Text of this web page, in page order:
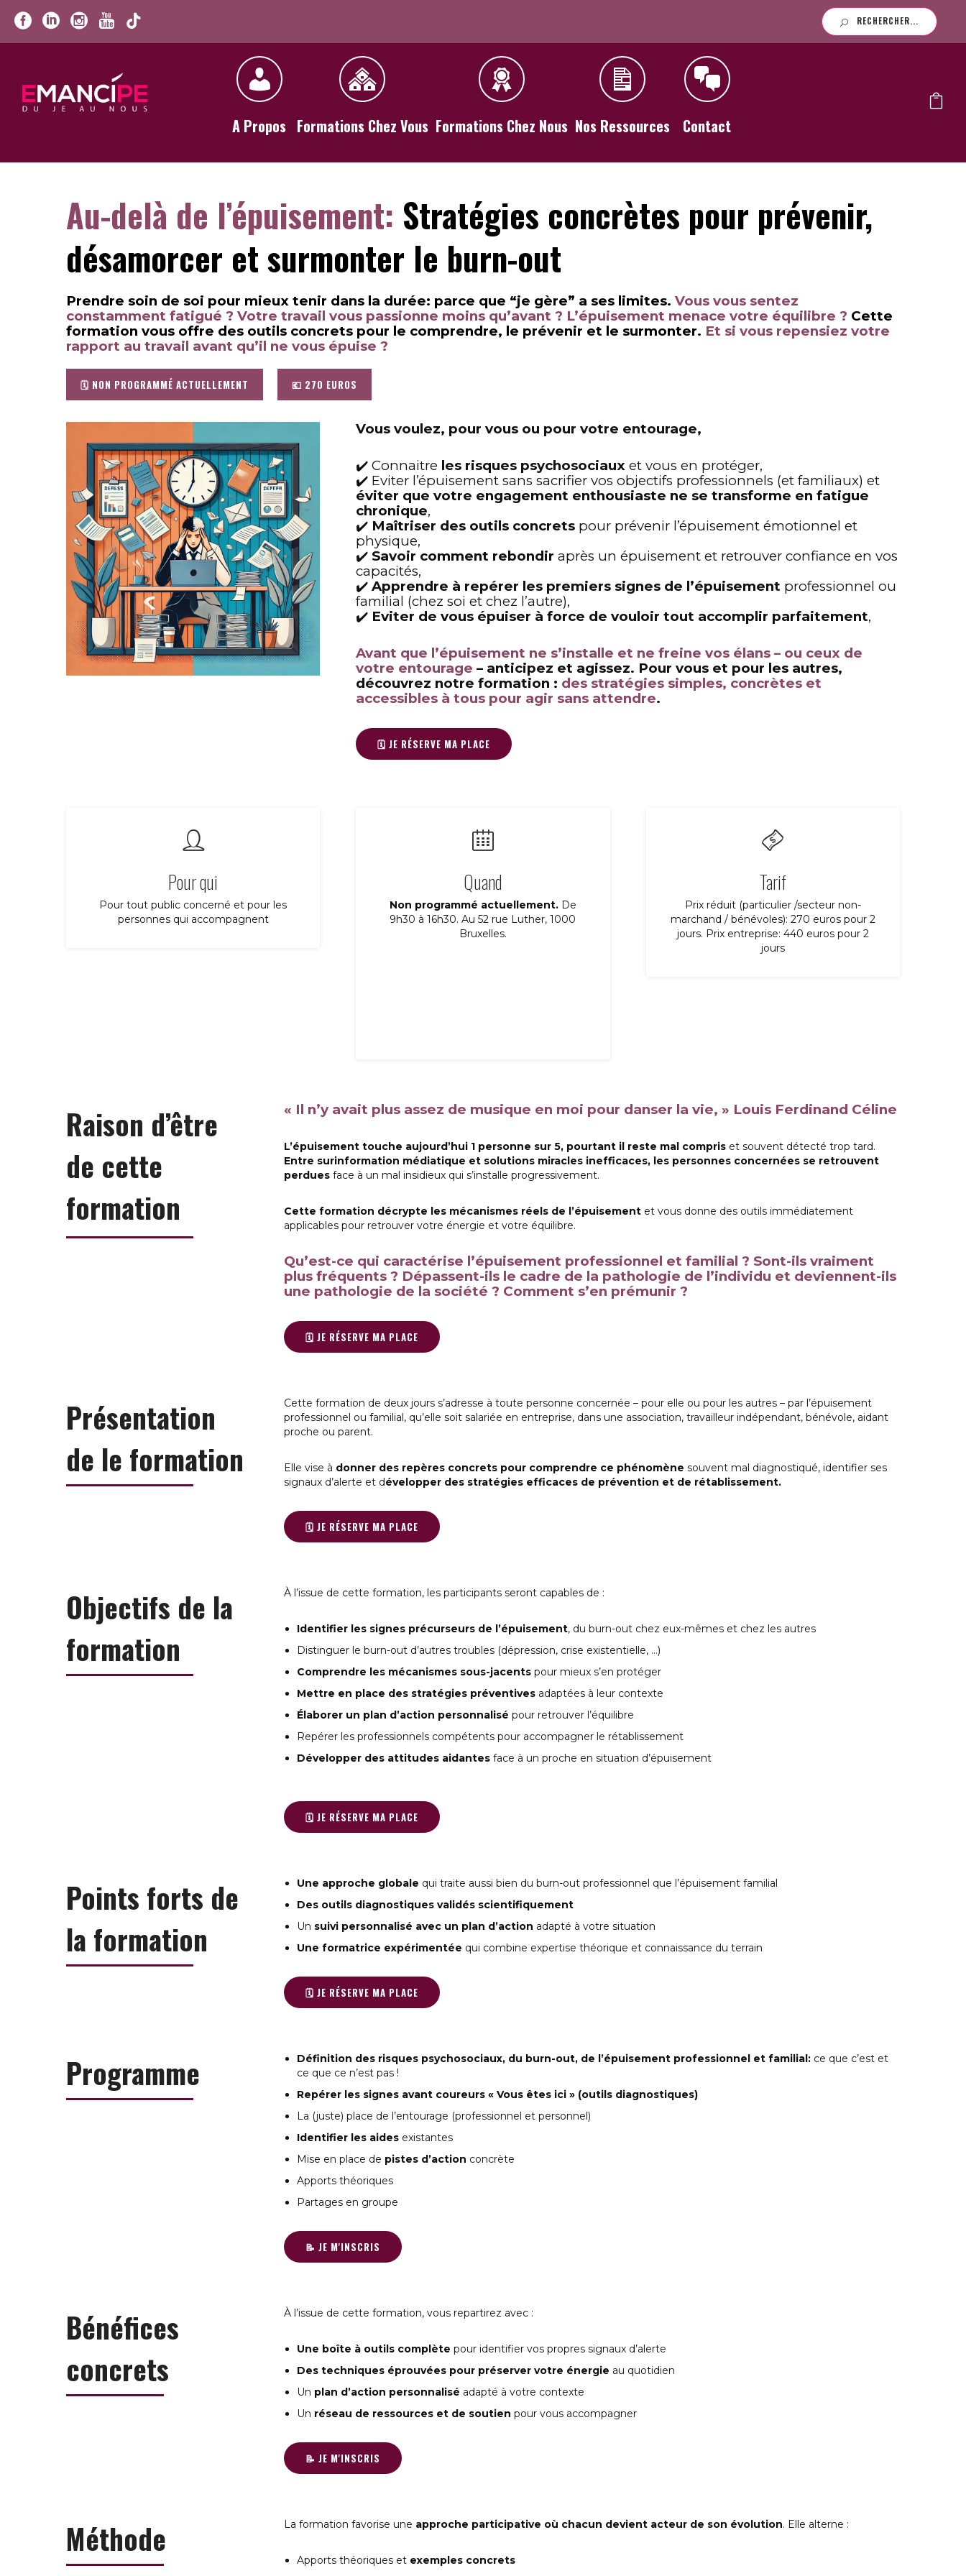
RECHERCHER...
A Propos Formations Chez Vous Formations Chez Nous Nos Ressources Contact
Au-delà de l’épuisement: Stratégies concrètes pour prévenir,
désamorcer et surmonter le burn-out
Prendre soin de soi pour mieux tenir dans la durée: parce que “je gère” a ses limites. Vous vous sentez
constamment fatigué ? Votre travail vous passionne moins qu’avant ? L’épuisement menace votre équilibre ? Cette
formation vous offre des outils concrets pour le comprendre, le prévenir et le surmonter. Et si vous repensiez votre
rapport au travail avant qu’il ne vous épuise ?
🗓️ NON PROGRAMMÉ ACTUELLEMENT 💶 270 EUROS
Vous voulez, pour vous ou pour votre entourage,
✔️ Connaitre les risques psychosociaux et vous en protéger,
✔️ Eviter l’épuisement sans sacrifier vos objectifs professionnels (et familiaux) et
éviter que votre engagement enthousiaste ne se transforme en fatigue
chronique,
✔️ Maîtriser des outils concrets pour prévenir l’épuisement émotionnel et
physique,
✔️ Savoir comment rebondir après un épuisement et retrouver confiance en vos
capacités,
✔️Apprendre à repérer les premiers signes de l’épuisement professionnel ou
familial (chez soi et chez l’autre),
✔️ Eviter de vous épuiser à force de vouloir tout accomplir parfaitement,
Avant que l’épuisement ne s’installe et ne freine vos élans – ou ceux de
votre entourage – anticipez et agissez. Pour vous et pour les autres,
découvrez notre formation : des stratégies simples, concrètes et
accessibles à tous pour agir sans attendre.
🗓️ JE RÉSERVE MA PLACE
Pour qui
Pour tout public concerné et pour les
personnes qui accompagnent
Quand
Non programmé actuellement.De
9h30 à 16h30. Au 52 rue Luther, 1000
Bruxelles.
Tarif
Prix réduit (particulier /secteur non-
marchand / bénévoles): 270 euros pour 2
jours. Prix entreprise: 440 euros pour 2
jours
Raison d’être
de cette
formation
« Il n’y avait plus assez de musique en moi pour danser la vie, » Louis Ferdinand Céline
L’épuisement touche aujourd’hui 1 personne sur 5, pourtant il reste mal compriset souvent détecté trop tard.
Entre surinformation médiatique et solutions miracles inefficaces, les personnes concernées se retrouvent
perduesface à un mal insidieux qui s’installe progressivement.
Cette formation décrypte les mécanismes réels de l’épuisementet vous donne des outils immédiatement
applicables pour retrouver votre énergie et votre équilibre.
Qu’est-ce qui caractérise l’épuisement professionnel et familial ? Sont-ils vraiment
plus fréquents ? Dépassent-ils le cadre de la pathologie de l’individu et deviennent-ils
une pathologie de la société ? Comment s’en prémunir ?
🗓️ JE RÉSERVE MA PLACE
Présentation
de le formation
Cette formation de deux jours s’adresse à toute personne concernée – pour elle ou pour les autres – par l’épuisement
professionnel ou familial, qu’elle soit salariée en entreprise, dans une association, travailleur indépendant, bénévole, aidant
proche ou parent.
Elle vise à donner des repères concrets pour comprendre ce phénomène souvent mal diagnostiqué, identifier ses
signaux d’alerte et développer des stratégies efficaces de prévention et de rétablissement.
🗓️ JE RÉSERVE MA PLACE
Objectifs de la
formation
À l’issue de cette formation, les participants seront capables de :
Identifier les signes précurseurs de l’épuisement, du burn-out chez eux-mêmes et chez les autres
Distinguer le burn-out d’autres troubles (dépression, crise existentielle, …)
Comprendre les mécanismes sous-jacentspour mieux s’en protéger
Mettre en place des stratégies préventivesadaptées à leur contexte
Élaborer un plan d’action personnalisé pour retrouver l’équilibre
Repérer les professionnels compétents pour accompagner le rétablissement
Développer des attitudes aidantesface à un proche en situation d’épuisement
🗓️ JE RÉSERVE MA PLACE
Points forts de
la formation
Une approche globale qui traite aussi bien du burn-out professionnel que l’épuisement familial
Des outils diagnostiques validés scientifiquement
Un suivi personnalisé avec un plan d’action adapté à votre situation
Une formatrice expérimentée qui combine expertise théorique et connaissance du terrain
🗓️ JE RÉSERVE MA PLACE
Programme Définition des risques psychosociaux, du burn-out, de l’épuisement professionnel et familial:ce que c’est et
ce que ce n’est pas !
Repérer les signes avant coureurs « Vous êtes ici » (outils diagnostiques)
La (juste) place de l’entourage (professionnel et personnel)
Identifier les aidesexistantes
Mise en place de pistes d’action concrète
Apports théoriques
Partages en groupe
📝 JE M'INSCRIS
Bénéfices
concrets
À l’issue de cette formation, vous repartirez avec :
Une boîte à outils complète pour identifier vos propres signaux d’alerte
Des techniques éprouvées pour préserver votre énergie au quotidien
Un plan d’action personnalisé adapté à votre contexte
Un réseau de ressources et de soutien pour vous accompagner
📝 JE M'INSCRIS
Méthode La formation favorise une approche participative où chacun devient acteur de son évolution. Elle alterne :
Apports théoriques et exemples concrets